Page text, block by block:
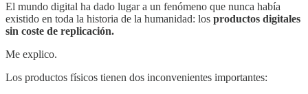
El mundo digital ha dado lugar a un fenómeno que nunca había
existido en toda la historia de la humanidad: los productos digitales
sin coste de replicación.
Me explico.
Los productos físicos tienen dos inconvenientes importantes: